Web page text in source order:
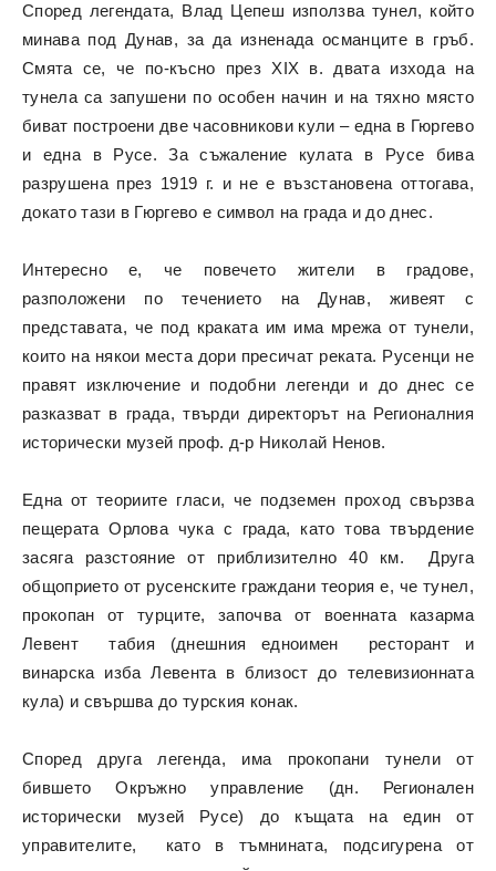
Според легендата, Влад Цепеш използва тунел, който
минава под Дунав, за да изненада османците в гръб.
Смята се, че по-късно през XIX в. двата изхода на
тунела са запушени по особен начин и на тяхно място
биват построени две часовникови кули – една в Гюргево
и една в Русе. За съжаление кулата в Русе бива
разрушена през 1919 г. и не е възстановена оттогава,
докато тази в Гюргево е символ на града и до днес.
Интересно е, че повечето жители в градове,
разположени по течението на Дунав, живеят с
представата, че под краката им има мрежа от тунели,
които на някои места дори пресичат реката. Русенци не
правят изключение и подобни легенди и до днес се
разказват в града, твърди директорът на Регионалния
исторически музей проф. д-р Николай Ненов.
Една от теориите гласи, че подземен проход свързва
пещерата Орлова чука с града, като това твърдение
засяга разстояние от приблизително 40 км. Друга
общоприето от русенските граждани теория е, че тунел,
прокопан от турците, започва от военната казарма
Левент табия (днешния едноимен ресторант и
винарска изба Левента в близост до телевизионната
кула) и свършва до турския конак.
Според друга легенда, има прокопани тунели от
бившето Окръжно управление (дн. Регионален
исторически музей Русе) до къщата на един от
управителите, като в тъмнината, подсигурена от